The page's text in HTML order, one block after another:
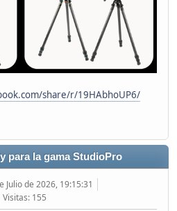
share/r/19HAbhoUP6/
para la gama StudioPro
Julio de 2026, 19:15:31
Visitas: 155